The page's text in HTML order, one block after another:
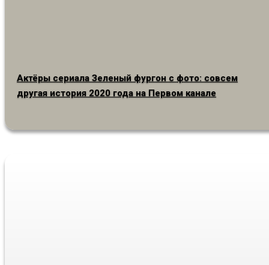
Актёры сериала Зеленый фургон с фото: совсем
другая история 2020 года на Первом канале